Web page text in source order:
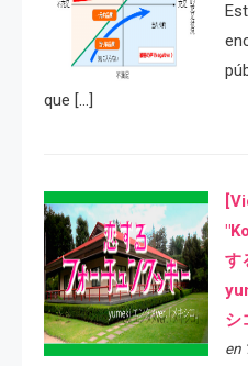
que […]
す
シ
en